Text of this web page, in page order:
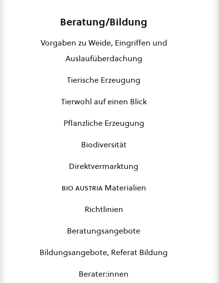
Beratung/Bildung
Vorgaben zu Weide, Eingriffen und
Auslaufüberdachung
Tierische Erzeugung
Tierwohl auf einen Blick
Pflanzliche Erzeugung
Biodiversität
Direktvermarktung
bio austriaMaterialien
Richtlinien
Beratungsangebote
Bildungsangebote, Referat Bildung
Berater:innen